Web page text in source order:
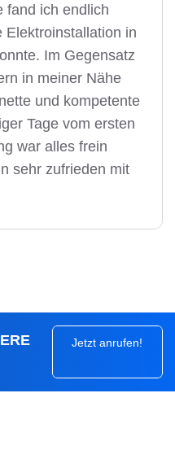
fand ich endlich
Elektroinstallation in
Im Gegensatz
in meiner Nähe
und kompetente
Tage vom ersten
war alles frein
sehr zufrieden mit
Jetzt anrufen!